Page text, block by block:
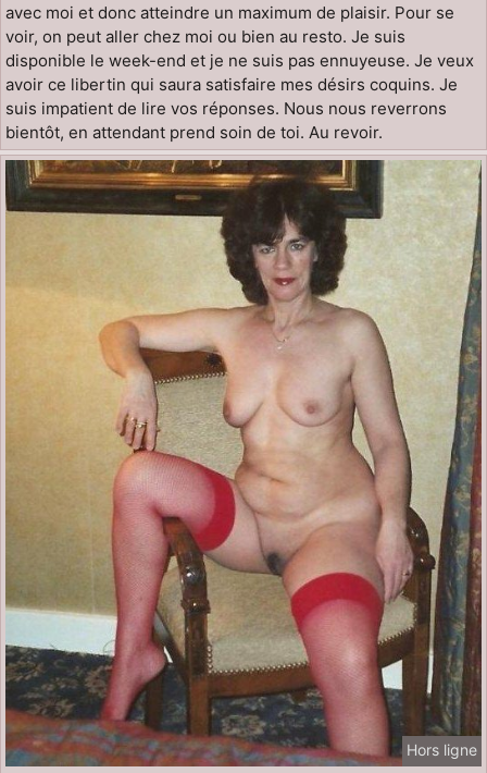
avec moi et donc atteindre un maximum de plaisir. Pour se
voir, on peut aller chez moi ou bien au resto. Je suis
disponible le week-end et je ne suis pas ennuyeuse. Je veux
avoir ce libertin qui saura satisfaire mes désirs coquins. Je
suis impatient de lire vos réponses. Nous nous reverrons
bientôt, en attendant prend soin de toi. Au revoir.
Hors ligne